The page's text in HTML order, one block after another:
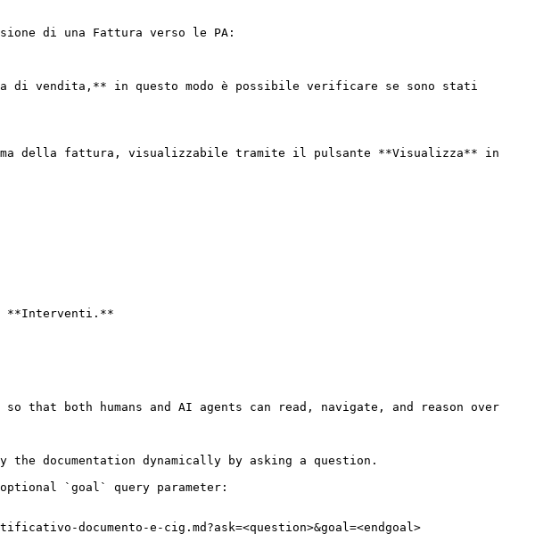
di una Fattura verso le PA:
di vendita,** in questo modo è possibile verificare se sono stati
della fattura, visualizzabile tramite il pulsante **Visualizza** in
**Interventi.**
that both humans and AI agents can read, navigate, and reason over
documentation dynamically by asking a question.
`goal` query parameter:
documento-e-cig.md?ask=<question>&goal=<endgoal>